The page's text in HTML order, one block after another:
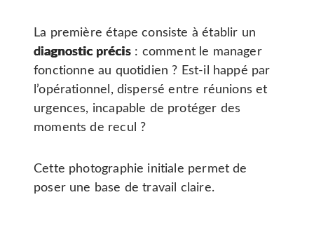
La première étape consiste à établir un
diagnostic précis : comment le manager
fonctionne au quotidien ? Est-il happé par
l’opérationnel, dispersé entre réunions et
urgences, incapable de protéger des
moments de recul ?
Cette photographie initiale permet de
poser une base de travail claire.